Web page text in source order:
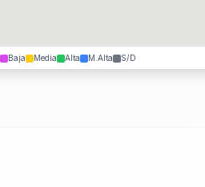
Baja Media Alta M.Alta S/D